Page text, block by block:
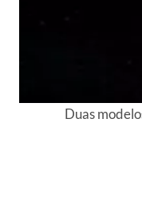
Duas